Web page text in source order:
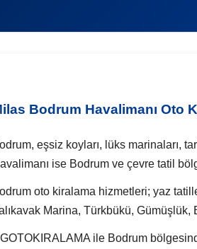
Bodrum Havalimanı Oto
eşsiz koyları, lüks marinaları,
ise Bodrum ve çevre tatil
oto kiralama hizmetleri; yaz
Marina, Türkbükü, Gümüşlük,
ile Bodrum